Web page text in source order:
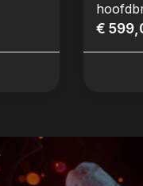
zwart
€